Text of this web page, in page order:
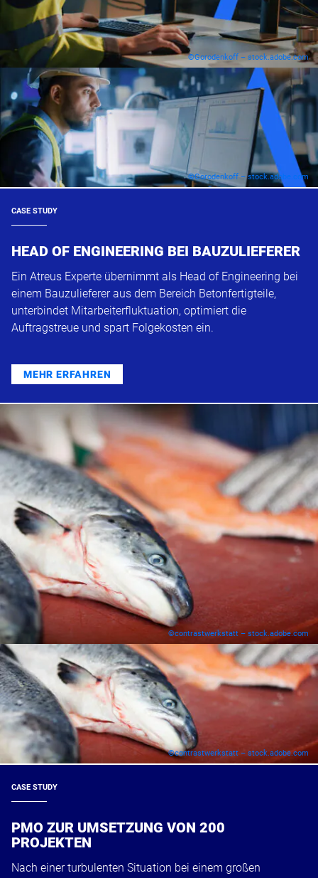
©Gorodenkoff – stock.adobe.com
©Gorodenkoff – stock.adobe.com
CASE STUDY
HEAD OF ENGINEERING BEI BAUZULIEFERER
Ein Atreus Experte übernimmt als Head of Engineering bei
einem Bauzulieferer aus dem Bereich Betonfertigteile,
unterbindet Mitarbeiterfluktuation, optimiert die
Auftragstreue und spart Folgekosten ein.
MEHR ERFAHREN
©contrastwerkstatt – stock.adobe.com
©contrastwerkstatt – stock.adobe.com
CASE STUDY
PMO ZUR UMSETZUNG VON 200
PROJEKTEN
Nach einer turbulenten Situation bei einem großen